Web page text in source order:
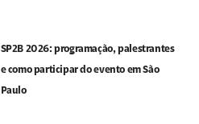
SP2B 2026: programação, palestrantes
e como participar do evento em São
Paulo